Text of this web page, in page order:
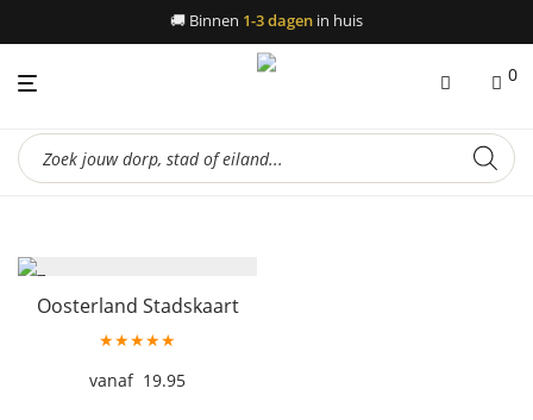
🚚 Binnen 1-3 dagen in huis
0
Producten
zoeken
Oosterland Stadskaart
★★★★★
19.95